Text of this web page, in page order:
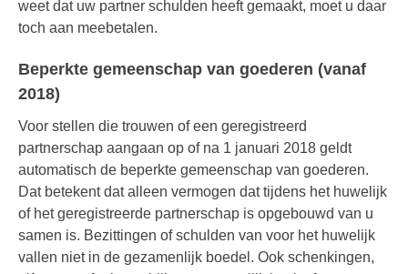
weet dat uw partner schulden heeft gemaakt, moet u daar
toch aan meebetalen.
Beperkte gemeenschap van goederen (vanaf
2018)
Voor stellen die trouwen of een geregistreerd
partnerschap aangaan op of na 1 januari 2018 geldt
automatisch de beperkte gemeenschap van goederen.
Dat betekent dat alleen vermogen dat tijdens het huwelijk
of het geregistreerde partnerschap is opgebouwd van u
samen is. Bezittingen of schulden van voor het huwelijk
vallen niet in de gezamenlijk boedel. Ook schenkingen,